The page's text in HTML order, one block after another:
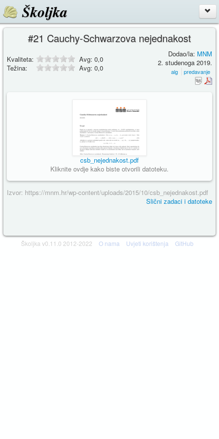
Školjka
#21 Cauchy-Schwarzova nejednakost
Kvaliteta: Avg: 0,0
Težina:
Avg: 0,0
Dodao/la: MNM
2. studenoga 2019.
alg predavanje
csb_nejednakost.pdf
Kliknite ovdje kako biste otvorili datoteku.
Izvor: https://mnm.hr/wp-content/uploads/2015/10/csb_nejednakost.pdf
Slični zadaci i datoteke
Školjka v0.11.0 2012-2022 O nama Uvjeti korištenja GitHub